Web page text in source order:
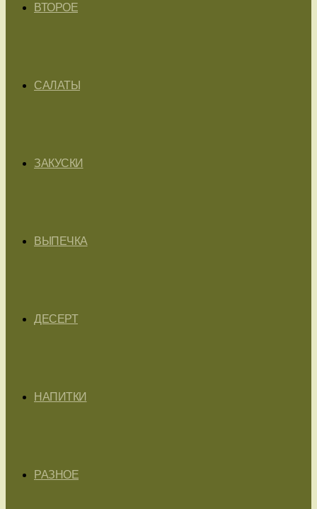
ВТОРОЕ
САЛАТЫ
ЗАКУСКИ
ВЫПЕЧКА
ДЕСЕРТ
НАПИТКИ
РАЗНОЕ